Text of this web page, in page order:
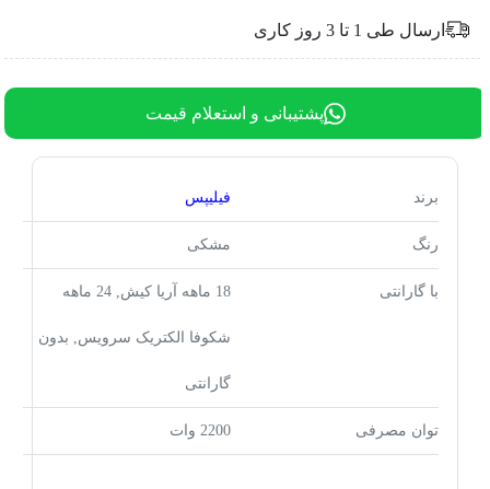
ارسال طی 1 تا 3 روز کاری
پشتیبانی و استعلام قیمت
برند فیلیپس
رنگ مشکی
با گارانتی 18 ماهه آریا کیش, 24 ماهه
شکوفا الکتریک سرویس, بدون
گارانتی
توان مصرفی 2200 وات